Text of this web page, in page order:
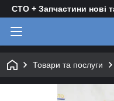
СТО + Запчастини нові
Товари та послуги